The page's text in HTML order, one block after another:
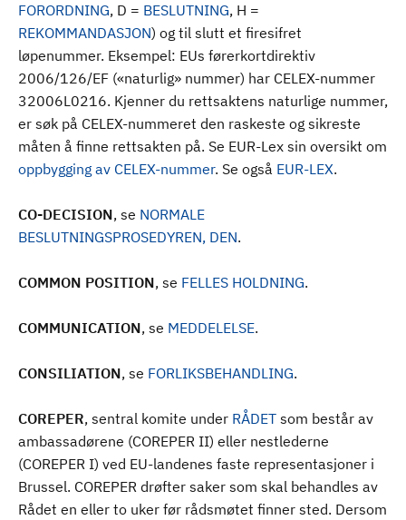
FORORDNING, D = BESLUTNING, H =
REKOMMANDASJON) og til slutt et firesifret
løpenummer. Eksempel: EUs førerkortdirektiv
2006/126/EF («naturlig» nummer) har CELEX-nummer
32006L0216. Kjenner du rettsaktens naturlige nummer,
er søk på CELEX-nummeret den raskeste og sikreste
måten å finne rettsakten på. Se EUR-Lex sin oversikt om
oppbygging av CELEX-nummer. Se også EUR-LEX.
CO-DECISION, se NORMALE
BESLUTNINGSPROSEDYREN, DEN.
COMMON POSITION, se FELLES HOLDNING.
COMMUNICATION, se MEDDELELSE.
CONSILIATION, se FORLIKSBEHANDLING.
COREPER, sentral komite under RÅDET som består av
ambassadørene (COREPER II) eller nestlederne
(COREPER I) ved EU-landenes faste representasjoner i
Brussel. COREPER drøfter saker som skal behandles av
Rådet en eller to uker før rådsmøtet finner sted. Dersom